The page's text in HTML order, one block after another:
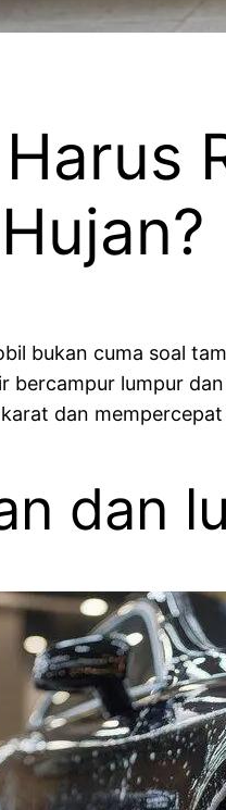
bukan cuma soal
bercampur lumpur
dan
dan